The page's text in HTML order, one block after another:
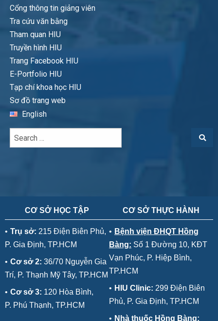
Cổng thông tin giảng viên
Tra cứu văn bằng
Tham quan HIU
Truyền hình HIU
Trang Facebook HIU
E-Portfolio HIU
Tạp chí khoa học HIU
Sơ đồ trang web
English
CƠ SỞ HỌC TẬP
• Trụ sở: 215 Điện Biên Phủ,
P. Gia Định, TP.HCM
• Cơ sở 2: 36/70 Nguyễn Gia
Trí, P. Thạnh Mỹ Tây, TP.HCM
• Cơ sở 3: 120 Hòa Bình,
P. Phú Thạnh, TP.HCM
CƠ SỞ THỰC HÀNH
• Bệnh viện ĐHQT Hồng
Bàng: Số 1 Đường 10, KĐT
Vạn Phúc, P. Hiệp Bình,
TP.HCM
• HIU Clinic: 299 Điện Biên
Phủ, P. Gia Định, TP.HCM
• Nhà thuốc Hồng Bàng: